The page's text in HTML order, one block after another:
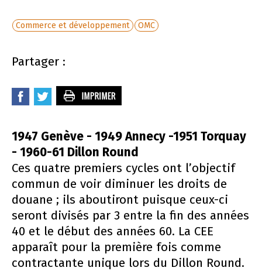
Commerce et développement OMC
Partager :
1947 Genève - 1949 Annecy -1951 Torquay
- 1960-61 Dillon Round
Ces quatre premiers cycles ont l’objectif
commun de voir diminuer les droits de
douane ; ils aboutiront puisque ceux-ci
seront divisés par 3 entre la fin des années
40 et le début des années 60. La CEE
apparaît pour la première fois comme
contractante unique lors du Dillon Round.